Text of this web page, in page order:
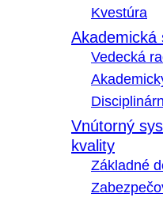
Kvestúra
Akademická
Vedecká
Vnútorný
kvality
Základné